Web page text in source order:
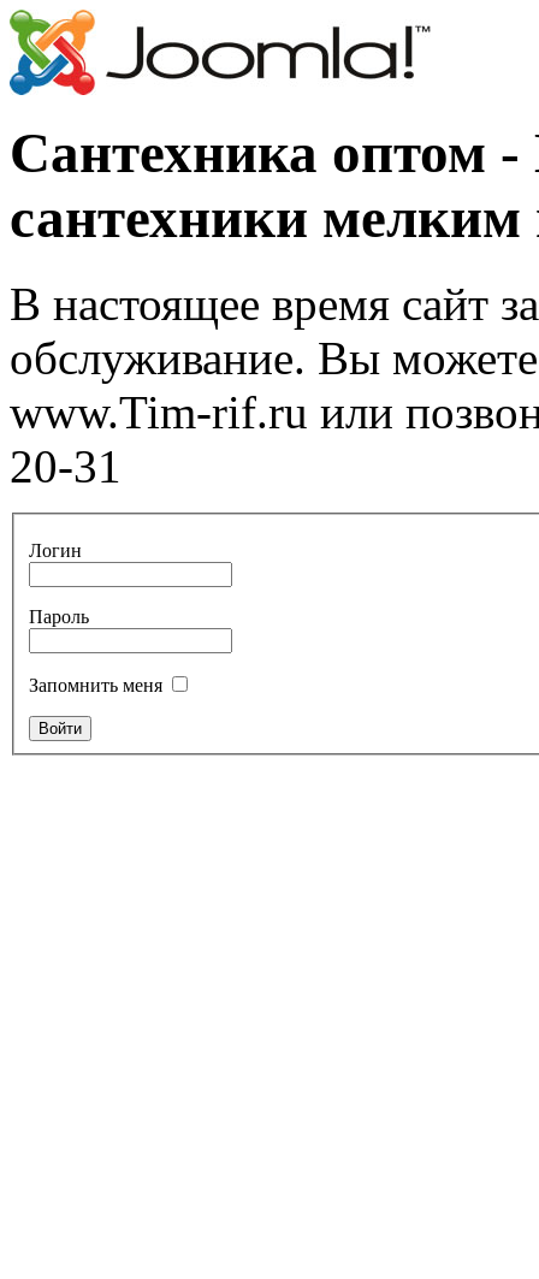
Сантехника оптом
сантехники
В настоящее время сайт
обслуживание. Вы можете
www.Tim-rif.ru или
20-31
Логин
Пароль
Запомнить меня